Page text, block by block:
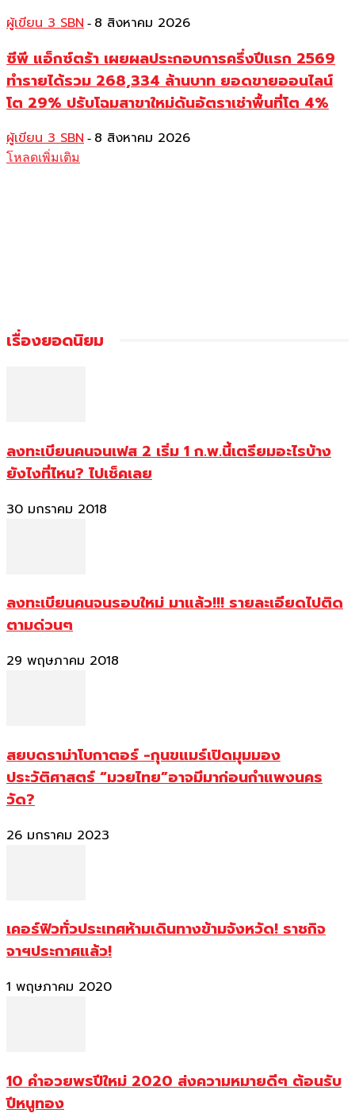
ผู้เขียน 3 SBN - 8 สิงหาคม 2026
ซีพี แอ็กซ์ตร้า เผยผลประกอบการครึ่งปีแรก 2569
ทำรายได้รวม 268,334 ล้านบาท ยอดขายออนไลน์
โต 29% ปรับโฉมสาขาใหม่ดันอัตราเช่าพื้นที่โต 4%
ผู้เขียน 3 SBN - 8 สิงหาคม 2026
โหลดเพิ่มเติม
เรื่องยอดนิยม
ลงทะเบียนคนจนเฟส 2 เริ่ม 1 ก.พ.นี้เตรียมอะไรบ้าง
ยังไงที่ไหน? ไปเช็คเลย
30 มกราคม 2018
ลงทะเบียนคนจนรอบใหม่ มาแล้ว!!! รายละเอียดไปติด
ตามด่วนๆ
29 พฤษภาคม 2018
สยบดราม่าโบกาตอร์ -กุนขแมร์เปิดมุมมอง
ประวัติศาสตร์ “มวยไทย”อาจมีมาก่อนกำแพงนคร
วัด?
26 มกราคม 2023
เคอร์ฟิวทั่วประเทศห้ามเดินทางข้ามจังหวัด! ราชกิจ
จาฯประกาศแล้ว!
1 พฤษภาคม 2020
10 คำอวยพรปีใหม่ 2020 ส่งความหมายดีๆ ต้อนรับ
ปีหนูทอง